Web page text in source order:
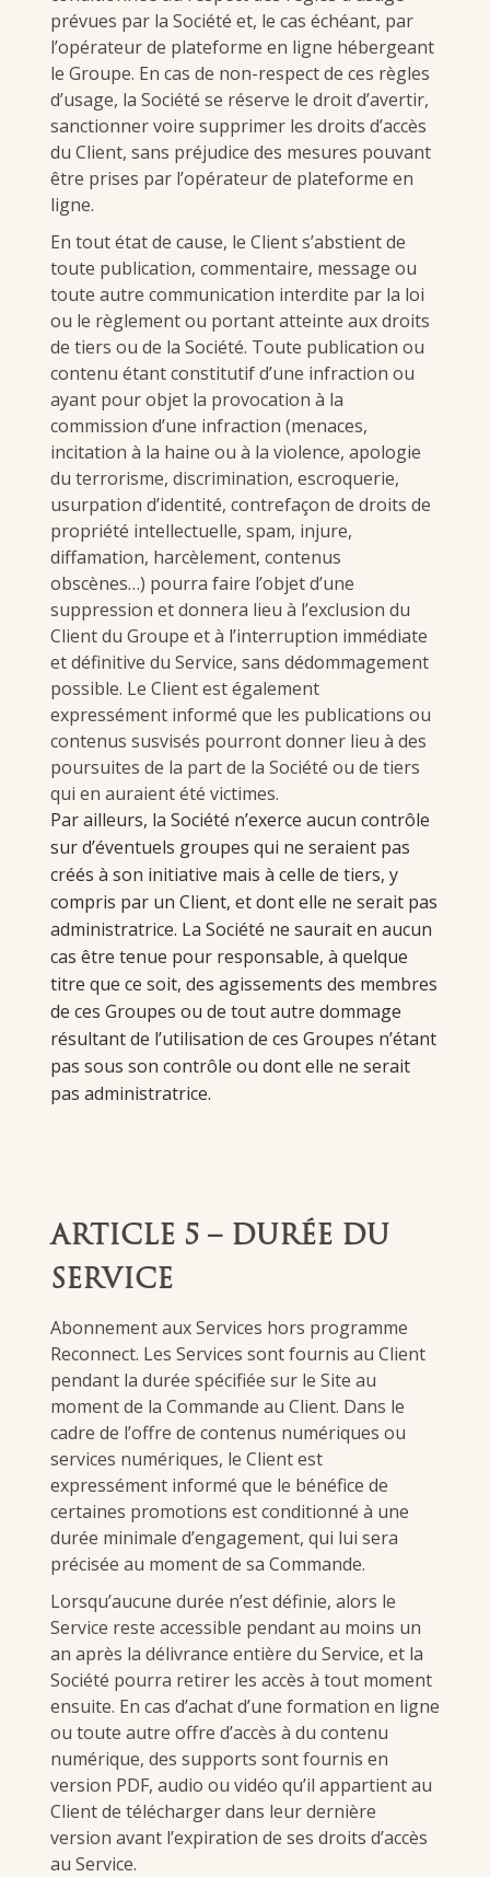
prévues par la Société et, le cas échéant, par
l’opérateur de plateforme en ligne hébergeant
le Groupe. En cas de non-respect de ces règles
d’usage, la Société se réserve le droit d’avertir,
sanctionner voire supprimer les droits d’accès
du Client, sans préjudice des mesures pouvant
être prises par l’opérateur de plateforme en
ligne.
En tout état de cause, le Client s’abstient de
toute publication, commentaire, message ou
toute autre communication interdite par la loi
ou le règlement ou portant atteinte aux droits
de tiers ou de la Société. Toute publication ou
contenu étant constitutif d’une infraction ou
ayant pour objet la provocation à la
commission d’une infraction (menaces,
incitation à la haine ou à la violence, apologie
du terrorisme, discrimination, escroquerie,
usurpation d’identité, contrefaçon de droits de
propriété intellectuelle, spam, injure,
diffamation, harcèlement, contenus
obscènes…) pourra faire l’objet d’une
suppression et donnera lieu à l’exclusion du
Client du Groupe et à l’interruption immédiate
et définitive du Service, sans dédommagement
possible. Le Client est également
expressément informé que les publications ou
contenus susvisés pourront donner lieu à des
poursuites de la part de la Société ou de tiers
qui en auraient été victimes.
Par ailleurs, la Société n’exerce aucun contrôle
sur d’éventuels groupes qui ne seraient pas
créés à son initiative mais à celle de tiers, y
compris par un Client, et dont elle ne serait pas
administratrice. La Société ne saurait en aucun
cas être tenue pour responsable, à quelque
titre que ce soit, des agissements des membres
de ces Groupes ou de tout autre dommage
résultant de l’utilisation de ces Groupes n’étant
pas sous son contrôle ou dont elle ne serait
pas administratrice.
ARTICLE 5 – DURÉE DU
SERVICE
Abonnement aux Services hors programme
Reconnect. Les Services sont fournis au Client
pendant la durée spécifiée sur le Site au
moment de la Commande au Client. Dans le
cadre de l’offre de contenus numériques ou
services numériques, le Client est
expressément informé que le bénéfice de
certaines promotions est conditionné à une
durée minimale d’engagement, qui lui sera
précisée au moment de sa Commande.
Lorsqu’aucune durée n’est définie, alors le
Service reste accessible pendant au moins un
an après la délivrance entière du Service, et la
Société pourra retirer les accès à tout moment
ensuite. En cas d’achat d’une formation en ligne
ou toute autre offre d’accès à du contenu
numérique, des supports sont fournis en
version PDF, audio ou vidéo qu’il appartient au
Client de télécharger dans leur dernière
version avant l’expiration de ses droits d’accès
au Service.